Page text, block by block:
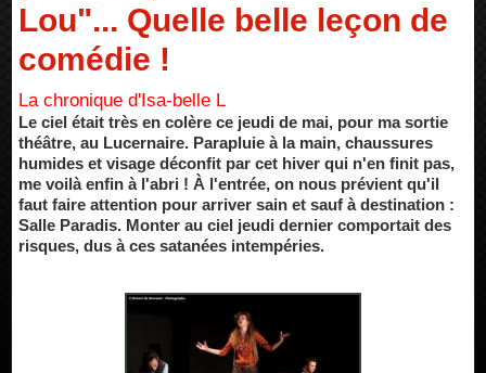
Lou"... Quelle belle leçon de
comédie !
La chronique d'Isa-belle L
Le ciel était très en colère ce jeudi de mai, pour ma sortie
théâtre, au Lucernaire. Parapluie à la main, chaussures
humides et visage déconfit par cet hiver qui n'en finit pas,
me voilà enfin à l'abri ! À l'entrée, on nous prévient qu'il
faut faire attention pour arriver sain et sauf à destination :
Salle Paradis. Monter au ciel jeudi dernier comportait des
risques, dus à ces satanées intempéries.